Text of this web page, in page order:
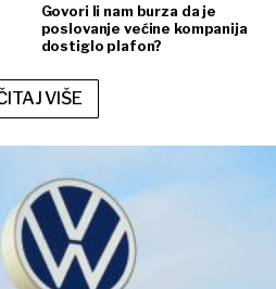
Govori li nam burza da je
poslovanje većine kompanija
dostiglo plafon?
VIŠE